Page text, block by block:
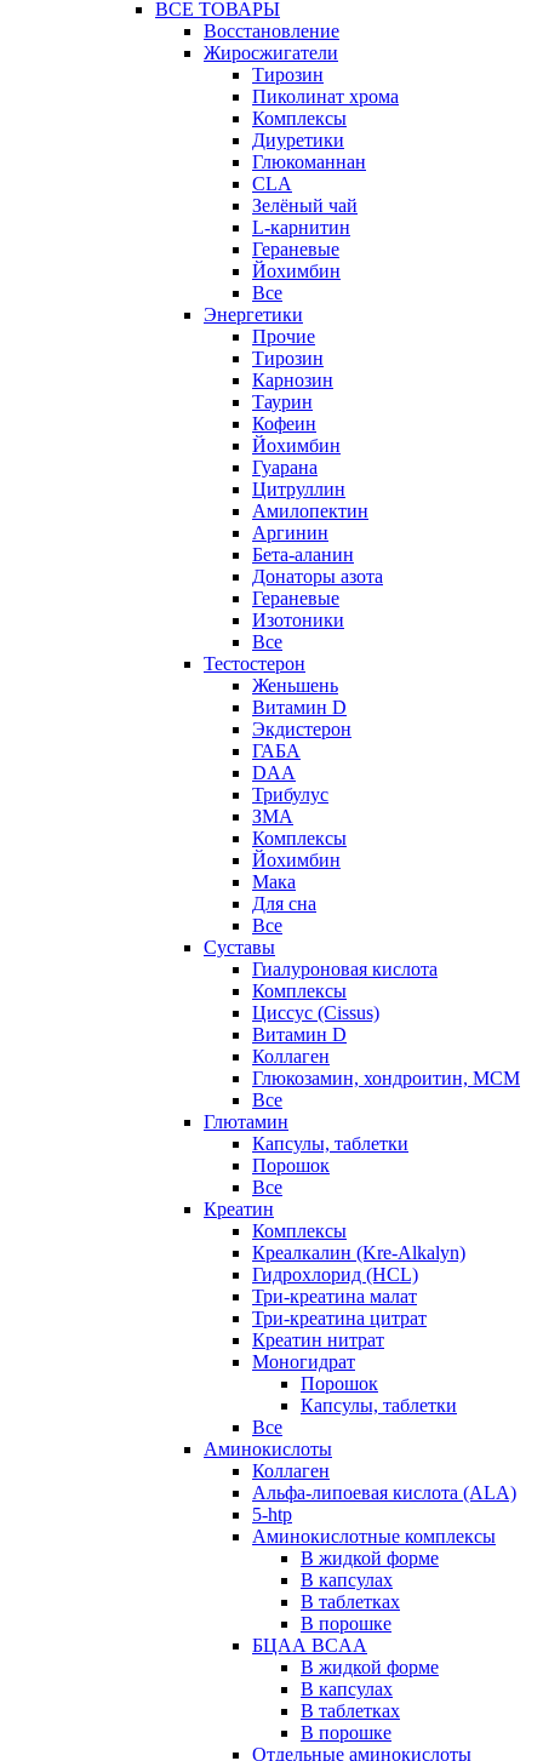
ВСЕ ТОВАРЫ
Восстановление
Жиросжигатели
Тирозин
Пиколинат хрома
Комплексы
Диуретики
Глюкоманнан
CLA
Зелёный чай
L-карнитин
Гераневые
Йохимбин
Все
Энергетики
Прочие
Тирозин
Карнозин
Таурин
Кофеин
Йохимбин
Гуарана
Цитруллин
Амилопектин
Аргинин
Бета-аланин
Донаторы азота
Гераневые
Изотоники
Все
Тестостерон
Женьшень
Витамин D
Экдистерон
ГАБА
DAA
Трибулус
ЗМА
Комплексы
Йохимбин
Мака
Для сна
Все
Суставы
Гиалуроновая кислота
Комплексы
Циссус (Cissus)
Витамин D
Коллаген
Глюкозамин, хондроитин, МСМ
Все
Глютамин
Капсулы, таблетки
Порошок
Все
Креатин
Комплексы
Креалкалин (Kre-Alkalyn)
Гидрохлорид (HCL)
Три-креатина малат
Три-креатина цитрат
Креатин нитрат
Моногидрат
Порошок
Капсулы, таблетки
Все
Аминокислоты
Коллаген
Альфа-липоевая кислота (ALA)
5-htp
Аминокислотные комплексы
В жидкой форме
В капсулах
В таблетках
В порошке
БЦАА BCAA
В жидкой форме
В капсулах
В таблетках
В порошке
Отдельные аминокислоты